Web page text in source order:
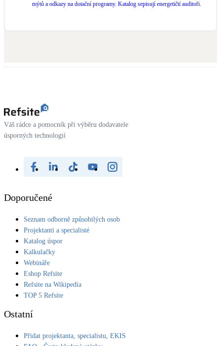
mýtů a odkazy na dotační programy. Katalog sepisují energetičtí auditoři.
Váš rádce a pomocník při výběru dodavatele
úsporných technologií
Doporučené
Seznam odborně způsobilých osob
Projektanti a specialisté
Katalog úspor
Kalkulačky
Webináře
Eshop Refsite
Refsite na Wikipedia
TOP 5 Refsite
Ostatní
Přidat projektanta, specialistu, EKIS